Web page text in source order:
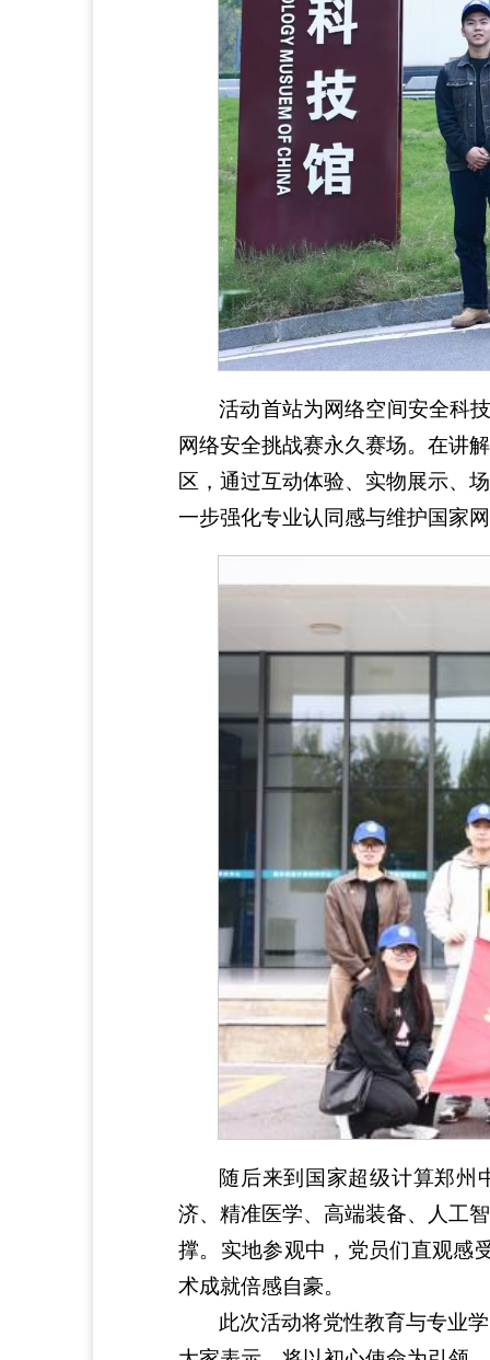
活动首站为网络空间安全科
网络安全挑战赛永久赛场。在讲
区，通过互动体验、实物展示、
一步强化专业认同感与维护国家
随后来到国家超级计算郑
济、精准医学、高端装备、人工
撑。实地参观中，党员们直观感
术成就倍感自豪。
此次活动将党性教育与专业